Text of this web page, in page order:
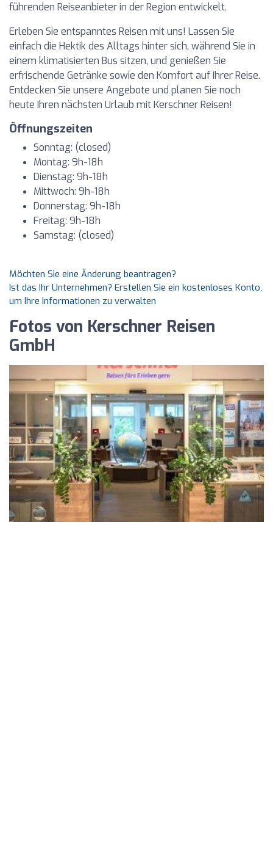
führenden Reiseanbieter in der Region entwickelt.
Erleben Sie entspanntes Reisen mit uns! Lassen Sie
einfach die Hektik des Alltags hinter sich, während Sie in
einem klimatisierten Bus sitzen, und genießen Sie
erfrischende Getränke sowie den Komfort auf Ihrer Reise.
Entdecken Sie unsere Angebote und planen Sie noch
heute Ihren nächsten Urlaub mit Kerschner Reisen!
Öffnungszeiten
Sonntag: (closed)
Montag: 9h-18h
Dienstag: 9h-18h
Mittwoch: 9h-18h
Donnerstag: 9h-18h
Freitag: 9h-18h
Samstag: (closed)
Möchten Sie eine Änderung beantragen?
Ist das Ihr Unternehmen? Erstellen Sie ein kostenloses Konto,
um Ihre Informationen zu verwalten
Fotos von Kerschner Reisen
GmbH